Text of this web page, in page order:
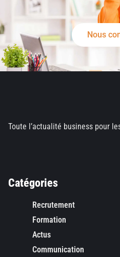
Nous
Toute l’actualité business pour
Catégories
Recrutement
Formation
Actus
Communication